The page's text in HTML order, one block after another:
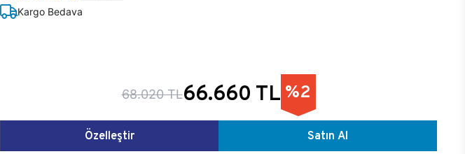
Kargo Bedava
68.020 TL66.660 TL %2
Özelleştir Satın Al